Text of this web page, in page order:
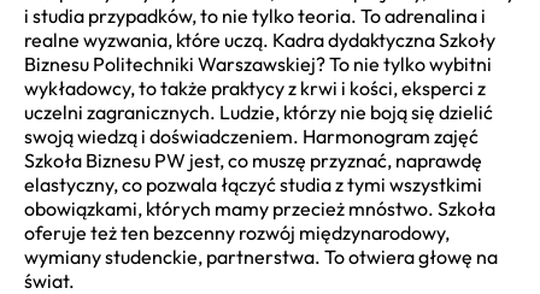
i studia przypadków, to nie tylko teoria. To adrenalina i
realne wyzwania, które uczą. Kadra dydaktyczna Szkoły
Biznesu Politechniki Warszawskiej? To nie tylko wybitni
wykładowcy, to także praktycy z krwi i kości, eksperci z
uczelni zagranicznych. Ludzie, którzy nie boją się dzielić
swoją wiedzą i doświadczeniem. Harmonogram zajęć
Szkoła Biznesu PW jest, co muszę przyznać, naprawdę
elastyczny, co pozwala łączyć studia z tymi wszystkimi
obowiązkami, których mamy przecież mnóstwo. Szkoła
oferuje też ten bezcenny rozwój międzynarodowy,
wymiany studenckie, partnerstwa. To otwiera głowę na
świat.